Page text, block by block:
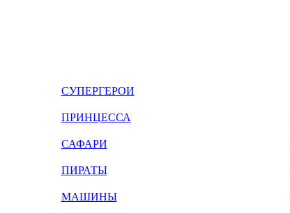
СУПЕРГЕРОИ
ПРИНЦЕССА
САФАРИ
ПИРАТЫ
МАШИНЫ